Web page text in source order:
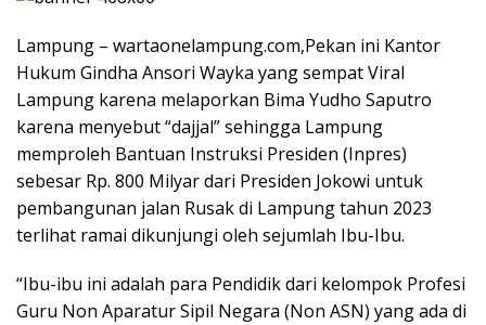
Lampung – wartaonelampung.com,Pekan ini Kantor
Hukum Gindha Ansori Wayka yang sempat Viral
Lampung karena melaporkan Bima Yudho Saputro
karena menyebut “dajjal” sehingga Lampung
memproleh Bantuan Instruksi Presiden (Inpres)
sebesar Rp. 800 Milyar dari Presiden Jokowi untuk
pembangunan jalan Rusak di Lampung tahun 2023
terlihat ramai dikunjungi oleh sejumlah Ibu-Ibu.
“Ibu-ibu ini adalah para Pendidik dari kelompok Profesi
Guru Non Aparatur Sipil Negara (Non ASN) yang ada di